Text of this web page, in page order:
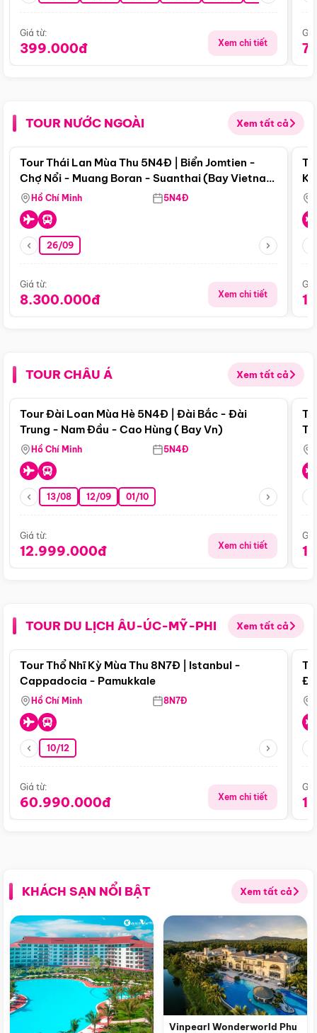
Giá từ:
399.000đ Xem chi tiết
TOUR NƯỚC NGOÀI Xem tất cả
Điểm nổi bật
Tour Thái Lan Mùa Thu 5N4Đ | Biển Jomtien -
Chợ Nổi - Muang Boran - Suanthai (Bay Vietnam
Airlines)
Hồ Chí Minh 5N4Đ
26/09
Giá từ:
8.300.000đ Xem chi tiết
TOUR CHÂU Á Xem tất cả
Điểm nổi bật
Tour Đài Loan Mùa Hè 5N4Đ | Đài Bắc - Đài
Trung - Nam Đầu - Cao Hùng ( Bay Vn)
Hồ Chí Minh 5N4Đ
13/08 12/09 01/10
Giá từ:
12.999.000đ Xem chi tiết
TOUR DU LỊCH ÂU-ÚC-MỸ-PHI Xem tất cả
Điểm nổi bật
Tour Thổ Nhĩ Kỳ Mùa Thu 8N7Đ | Istanbul -
Cappadocia - Pamukkale
Hồ Chí Minh 8N7Đ
10/12
Giá từ:
60.990.000đ Xem chi tiết
KHÁCH SẠN NỔI BẬT Xem tất cả
Vinpearl Wonderworld Phu